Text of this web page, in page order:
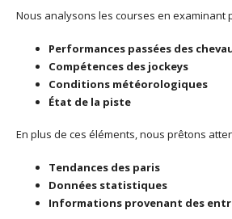
Nous analysons les courses en examinant
Performances passées des
Compétences des jockeys
Conditions météorologiques
État de la piste
En plus de ces éléments, nous prêtons
Tendances des paris
Données statistiques
Informations provenant des